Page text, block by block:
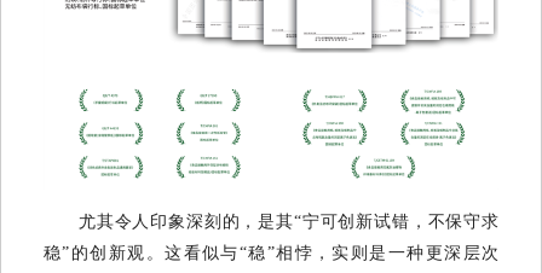
尤其令人印象深刻的，是其“宁可创新试错，不保守求
稳”的创新观。这看似与“稳”相悖，实则是一种更深层次